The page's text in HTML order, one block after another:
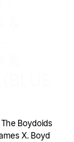
Boydoids
X. Boyd